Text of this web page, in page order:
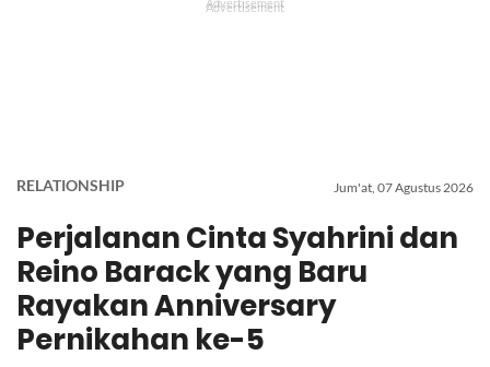
RELATIONSHIP Jum'at, 07 Agustus 2026
Perjalanan Cinta Syahrini dan
Reino Barack yang Baru
Rayakan Anniversary
Pernikahan ke-5